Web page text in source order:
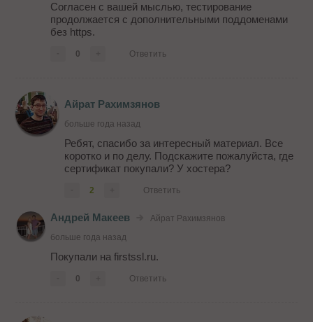
Согласен с вашей мыслью, тестирование
продолжается с дополнительными поддоменами
без https.
0 Ответить
Айрат Рахимзянов
больше года назад
Ребят, спасибо за интересный материал. Все
коротко и по делу. Подскажите пожалуйста, где
сертификат покупали? У хостера?
2 Ответить
Андрей Макеев
Айрат Рахимзянов
больше года назад
Покупали на firstssl.ru.
0 Ответить